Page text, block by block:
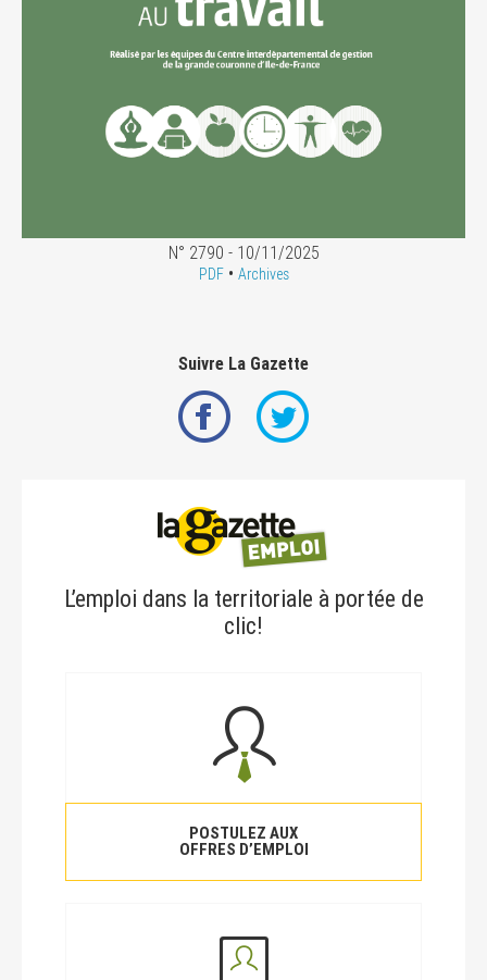
N° 2790 - 10/11/2025
PDF• Archives
Suivre La Gazette
L’emploi dans la territoriale à portée de
clic!
POSTULEZ AUX
OFFRES D’EMPLOI